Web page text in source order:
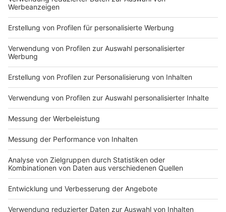
Alkoholkonsum erwischt, droht zunächst ein
Platzverweis. Im Wiederholungsfall kann die Deutsche
Bahn zudem ein Hausverbot aussprechen.
Anzeige
Weitere Infos und Links zum Thema:
Anzeige
Die Meldung der Deutschen Bahn
So berichtet die Rheinische Post
Aktuelle Zugverspätungen am Düsseldorfer
Hauptbahnhof